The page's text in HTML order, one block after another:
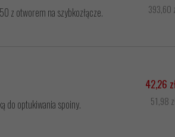
z otworem na szybkozłącze.
393,60
do optukiwania spoiny.
42,26
51,98